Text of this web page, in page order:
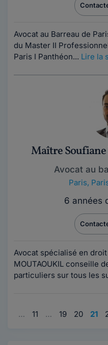
Avocat au Barreau de
du Master II
Paris I Panthéon... Lire la
Maître
Avocat au
Paris,
6 années
Avocat spécialisé en
MOUTAOUKIL conseille
particuliers sur tous les
… 11 … 19 20 21